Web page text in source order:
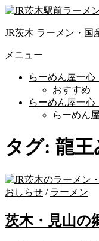
コ
テ
ツ
JR茨木 ラーメン・国
メニュー
らーめん屋一
おすすめ
らーめん屋一
らーめん
タグ: 龍王
おしらせ / ラーメン
茨木・見山